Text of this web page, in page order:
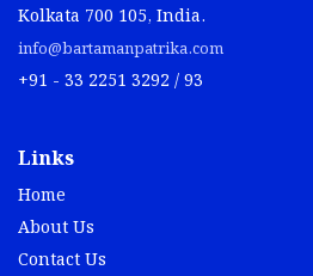
Kolkata 700 105, India.
info@bartamanpatrika.com
+91 - 33 2251 3292 / 93
Links
Home
About Us
Contact Us